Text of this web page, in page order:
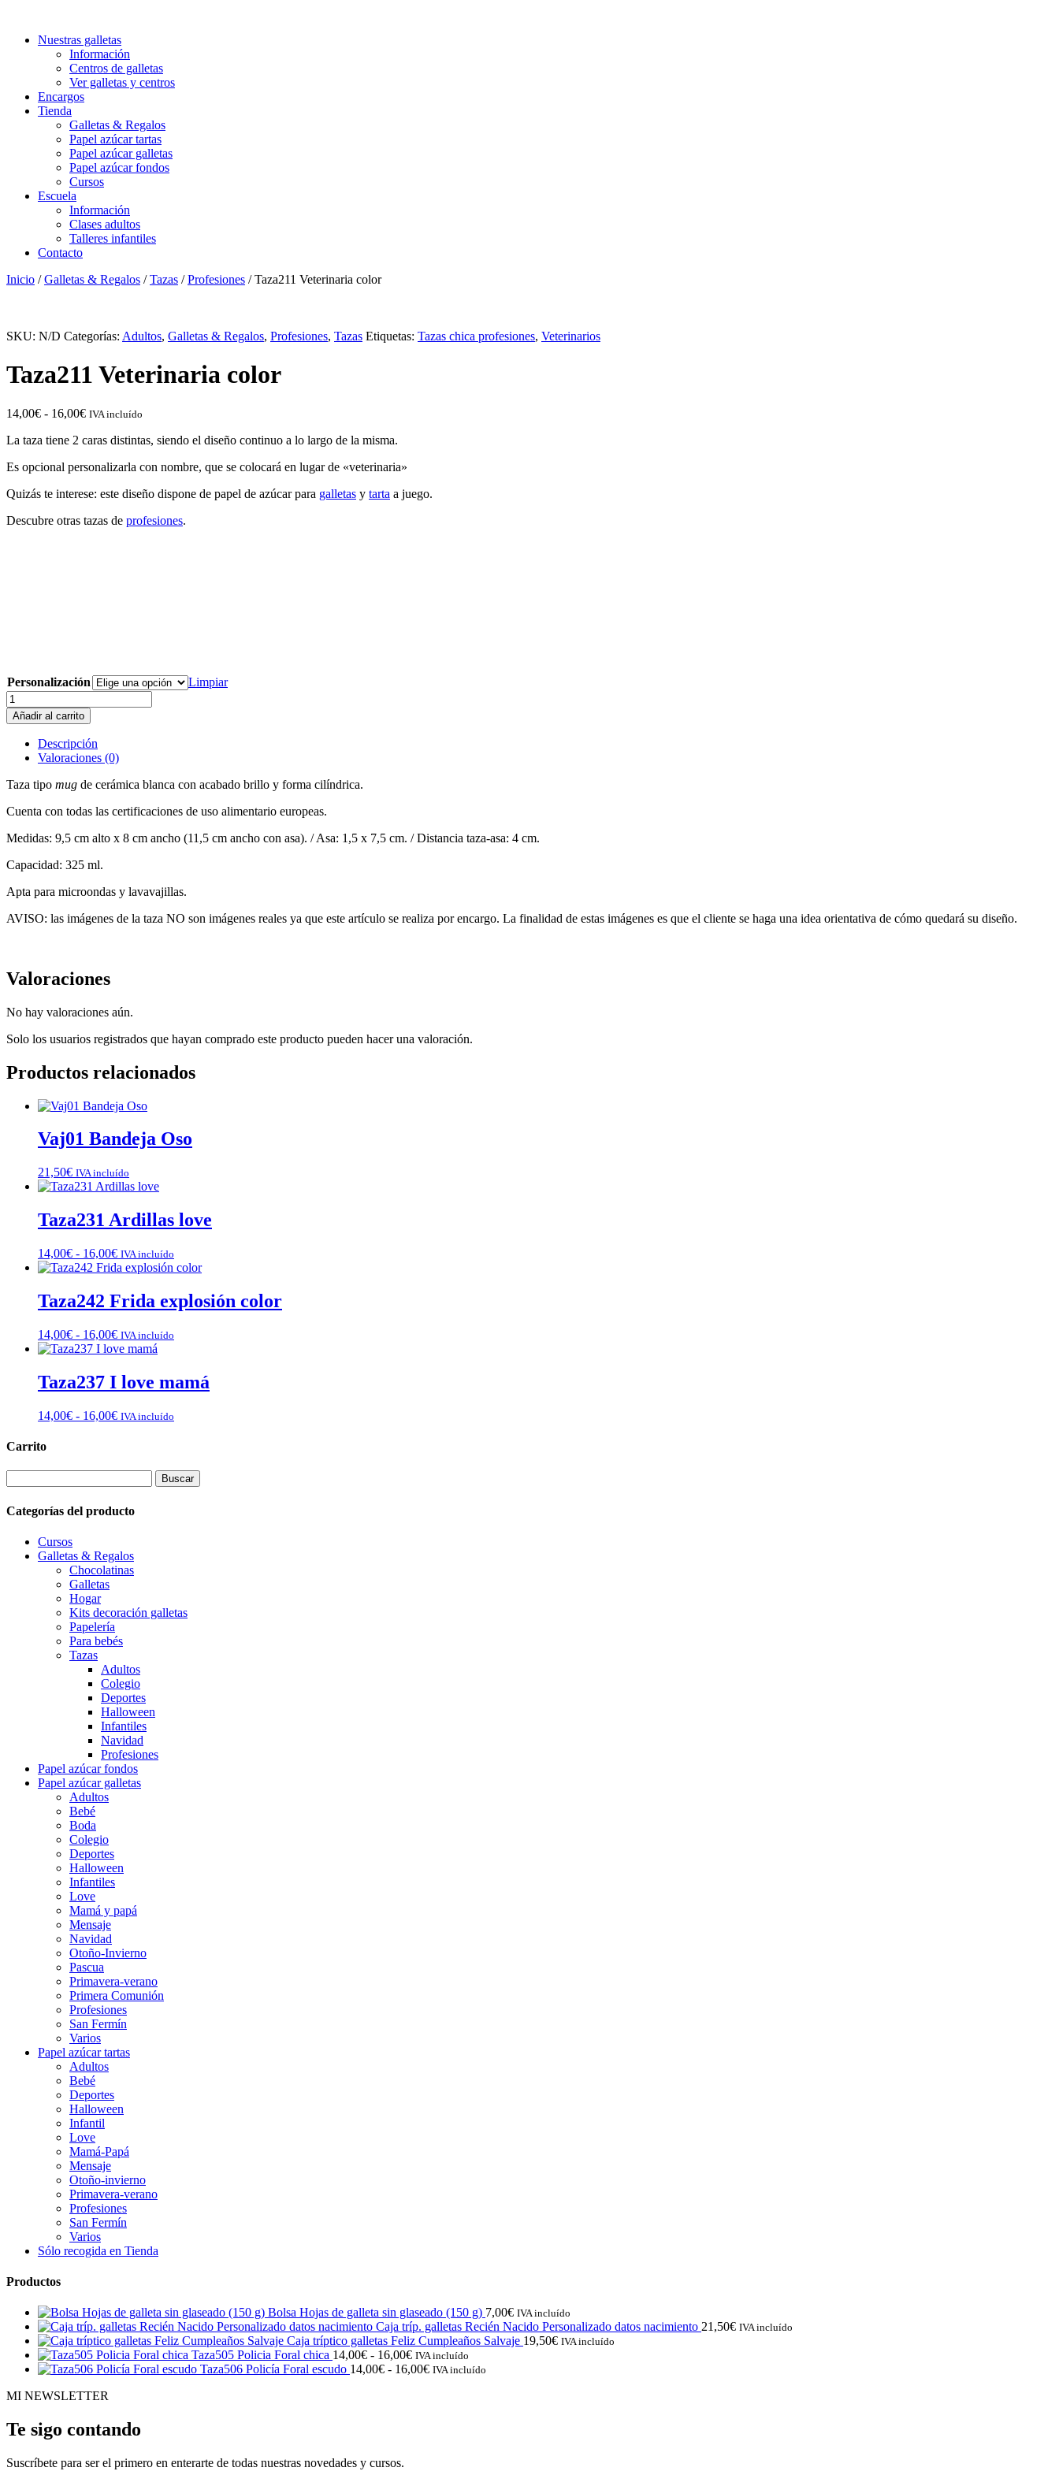
Nuestras galletas
Información
Centros de galletas
Ver galletas y centros
Encargos
Tienda
Galletas & Regalos
Papel azúcar tartas
Papel azúcar galletas
Papel azúcar fondos
Cursos
Escuela
Información
Clases adultos
Talleres infantiles
Contacto
Inicio /Galletas & Regalos /Tazas /Profesiones / Taza211 Veterinaria color
SKU: N/D Categorías: Adultos, Galletas & Regalos, Profesiones, Tazas Etiquetas: Tazas chica profesiones, Veterinarios
Taza211 Veterinaria color
14,00€ - 16,00€Rango
precios:
14,00€
16,00€
IVA incluído
La taza tiene 2 caras distintas, siendo el diseño continuo a lo largo de la misma.
Es opcional personalizarla con nombre, que se colocará en lugar de «veterinaria»
Quizás te interese: este diseño dispone de papel de azúcar para galletas y tarta a juego.
Descubre otras tazas de profesiones.
Personalización
Limpiar
Taza211
Veterinaria
color
cantidad
Añadir al carrito
Descripción
Valoraciones (0)
Taza tipo mug de cerámica blanca con acabado brillo y forma cilíndrica.
Cuenta con todas las certificaciones de uso alimentario europeas.
Medidas: 9,5 cm alto x 8 cm ancho (11,5 cm ancho con asa). / Asa: 1,5 x 7,5 cm. / Distancia taza-asa: 4 cm.
Capacidad: 325 ml.
Apta para microondas y lavavajillas.
AVISO: las imágenes de la taza NO son imágenes reales ya que este artículo se realiza por encargo. La finalidad de estas imágenes es que el cliente se haga una idea orientativa de cómo quedará su diseño.
Valoraciones
No hay valoraciones aún.
Solo los usuarios registrados que hayan comprado este producto pueden hacer una valoración.
Productos relacionados
Vaj01 Bandeja Oso
21,50€ IVA incluído
Taza231 Ardillas love
14,00€ - 16,00€Rango
de
desde
14,00€
16,00€
IVA incluído
Taza242 Frida explosión color
14,00€ - 16,00€Rango
de
desde
14,00€
16,00€
IVA incluído
Taza237 I love mamá
14,00€ - 16,00€Rango
14,00€
hasta
IVA incluído
Carrito
Categorías del producto
Cursos
Galletas & Regalos
Chocolatinas
Galletas
Hogar
Kits decoración galletas
Papelería
Para bebés
Tazas
Adultos
Colegio
Deportes
Halloween
Infantiles
Navidad
Profesiones
Papel azúcar fondos
Papel azúcar galletas
Adultos
Bebé
Boda
Colegio
Deportes
Halloween
Infantiles
Love
Mamá y papá
Mensaje
Navidad
Otoño-Invierno
Pascua
Primavera-verano
Primera Comunión
Profesiones
San Fermín
Varios
Papel azúcar tartas
Adultos
Bebé
Deportes
Halloween
Infantil
Love
Mamá-Papá
Mensaje
Otoño-invierno
Primavera-verano
Profesiones
San Fermín
Varios
Sólo recogida en Tienda
Productos
Bolsa Hojas de galleta sin glaseado (150 g) 7,00€ IVA incluído
Caja tríp. galletas Recién Nacido Personalizado datos nacimiento 21,50€ IVA incluído
Caja tríptico galletas Feliz Cumpleaños Salvaje 19,50€ IVA incluído
Taza505 Policia Foral chica 14,00€ - 16,00€Rango
de
IVA incluído
Taza506 Policía Foral escudo 14,00€ - 16,00€Rango
IVA incluído
MI NEWSLETTER
Te sigo contando
Suscríbete para ser el primero en enterarte de todas nuestras novedades y cursos.